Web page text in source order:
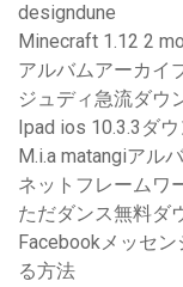
designdune
Minecraft 1.12 2
アルバムアーカイ
ジュディ急流ダウ
Ipad ios 10.3.3ダ
M.i.a matangiアル
ネットフレームワ
ただダンス無料ダ
Facebookメッセ
る方法